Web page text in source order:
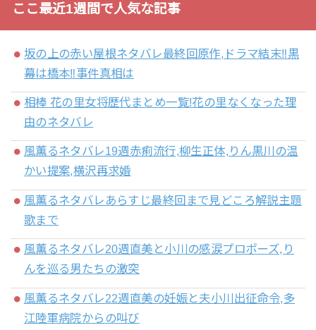
ここ最近1週間で人気な記事
坂の上の赤い屋根ネタバレ最終回原作,ドラマ結末‼黒
幕は橋本‼事件真相は
相棒 花の里女将歴代まとめ一覧!花の里なくなった理
由のネタバレ
風薫るネタバレ19週赤痢流行,柳生正体,りん黒川の温
かい提案,横沢再求婚
風薫るネタバレあらすじ最終回まで見どころ解説主題
歌まで
風薫るネタバレ20週直美と小川の感涙プロポーズ,り
んを巡る男たちの激突
風薫るネタバレ22週直美の妊娠と夫小川出征命令,多
江陸軍病院からの叫び